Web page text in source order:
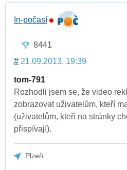
In-počasí
8441
# 21.09.2013, 19:39
tom-791
Rozhodli jsem se, že video
zobrazovat uživatelům, kteří
(uživatelům, kteří na stránky
přispívají).
Plzeň